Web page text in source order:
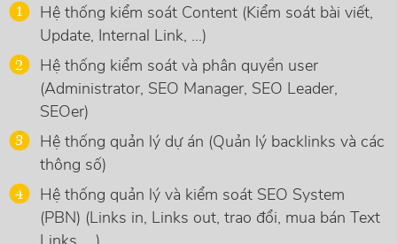
Hệ thống kiểm soát Content (Kiểm soát bài viết,
Update, Internal Link, ...)
Hệ thống kiểm soát và phân quyền user
(Administrator, SEO Manager, SEO Leader,
SEOer)
Hệ thống quản lý dự án (Quản lý backlinks và các
thông số)
Hệ thống quản lý và kiểm soát SEO System
(PBN) (Links in, Links out, trao đổi, mua bán Text